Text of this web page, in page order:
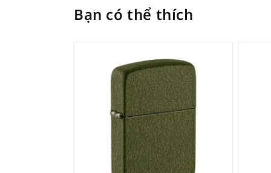
Bạn có thể thích